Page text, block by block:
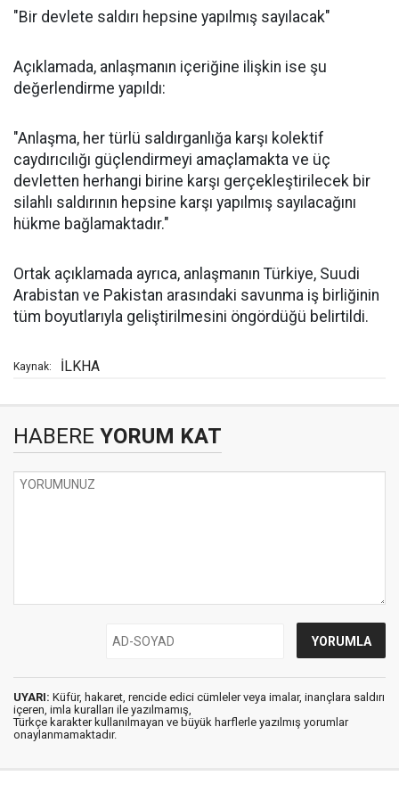
"Bir devlete saldırı hepsine yapılmış sayılacak"
Açıklamada, anlaşmanın içeriğine ilişkin ise şu
değerlendirme yapıldı:
"Anlaşma, her türlü saldırganlığa karşı kolektif
caydırıcılığı güçlendirmeyi amaçlamakta ve üç
devletten herhangi birine karşı gerçekleştirilecek bir
silahlı saldırının hepsine karşı yapılmış sayılacağını
hükme bağlamaktadır."
Ortak açıklamada ayrıca, anlaşmanın Türkiye, Suudi
Arabistan ve Pakistan arasındaki savunma iş birliğinin
tüm boyutlarıyla geliştirilmesini öngördüğü belirtildi.
Kaynak: İLKHA
HABERE YORUM KAT
UYARI: Küfür, hakaret, rencide edici cümleler veya imalar, inançlara saldırı
içeren, imla kuralları ile yazılmamış,
Türkçe karakter kullanılmayan ve büyük harflerle yazılmış yorumlar
onaylanmamaktadır.